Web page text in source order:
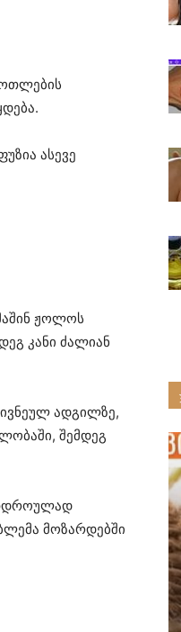
ასევე
ჟოლოს
კანი ძალიან
ადგილზე,
შემდეგ
მოზარდებში